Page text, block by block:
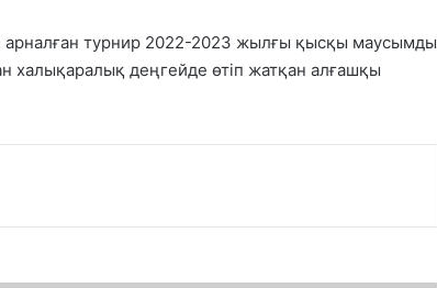
арналған турнир 2022-2023 жылғы қысқы маусымды
халықаралық деңгейде өтіп жатқан алғашқы